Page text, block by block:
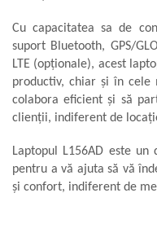
Cu capacitatea sa de
suport Bluetooth, GPS/
LTE (opționale), acest
productiv, chiar și în cele
colabora eficient și să
clienții, indiferent de
Laptopul L156AD este
pentru a vă ajuta să vă
și confort, indiferent de